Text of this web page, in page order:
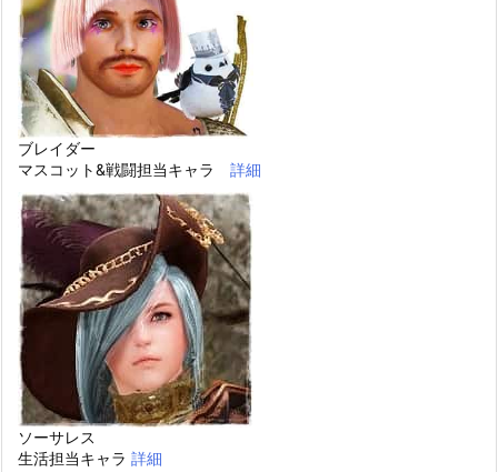
ブレイダー
マスコット&戦闘担当キャラ 詳細
ソーサレス
生活担当キャラ 詳細